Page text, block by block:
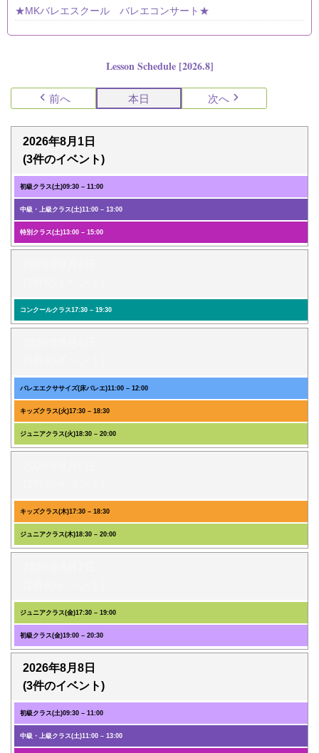
★MKバレエスクール バレエコンサート★
Lesson Schedule [2026.8]
前へ 本日 次へ
2026年8月1日
(3件のイベント)
初級クラス(土)09:30 – 11:00
中級・上級クラス(土)11:00 – 13:00
特別クラス(土)13:00 – 15:00
コンクールクラス17:30 – 19:30
バレエエクササイズ(床バレエ)11:00 – 12:00
キッズクラス(火)17:30 – 18:30
ジュニアクラス(火)18:30 – 20:00
キッズクラス(木)17:30 – 18:30
ジュニアクラス(木)18:30 – 20:00
ジュニアクラス(金)17:30 – 19:00
初級クラス(金)19:00 – 20:30
2026年8月8日
(3件のイベント)
初級クラス(土)09:30 – 11:00
中級・上級クラス(土)11:00 – 13:00